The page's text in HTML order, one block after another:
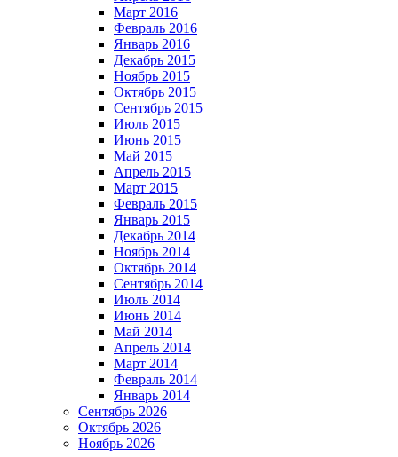
Март 2016
Февраль 2016
Январь 2016
Декабрь 2015
Ноябрь 2015
Октябрь 2015
Сентябрь 2015
Июль 2015
Июнь 2015
Май 2015
Апрель 2015
Март 2015
Февраль 2015
Январь 2015
Декабрь 2014
Ноябрь 2014
Октябрь 2014
Сентябрь 2014
Июль 2014
Июнь 2014
Май 2014
Апрель 2014
Март 2014
Февраль 2014
Январь 2014
Сентябрь 2026
Октябрь 2026
Ноябрь 2026